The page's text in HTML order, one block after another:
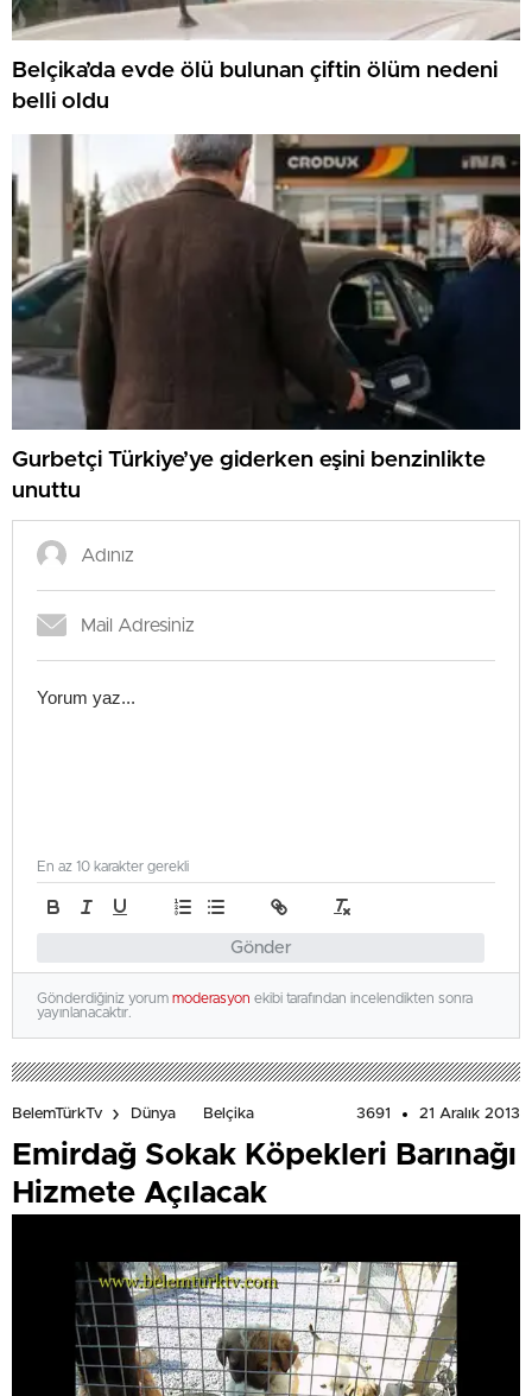
Belçika’da evde ölü bulunan çiftin ölüm nedeni
belli oldu
Gurbetçi Türkiye’ye giderken eşini benzinlikte
unuttu
Gönder
En az 10 karakter gerekli
Gönderdiğiniz yorum moderasyon ekibi tarafından incelendikten sonra
yayınlanacaktır.
BelemTürkTv Dünya Belçika 3691 21 Aralık 2013
Emirdağ Sokak Köpekleri Barınağı
Hizmete Açılacak